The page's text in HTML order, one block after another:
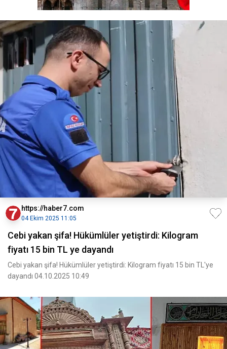
https://haber7.com
04 Ekim 2025 11:05
Cebi yakan şifa! Hükümlüler yetiştirdi: Kilogram
fiyatı 15 bin TL ye dayandı
Cebi yakan şifa! Hükümlüler yetiştirdi: Kilogram fiyatı 15 bin TL'ye
dayandı 04.10.2025 10:49